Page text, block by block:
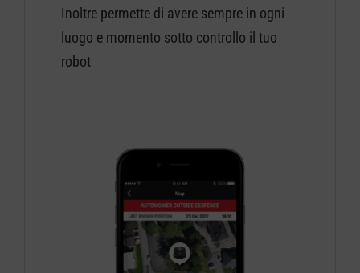
Inoltre permette di avere sempre in ogni
luogo e momento sotto controllo il tuo
robot